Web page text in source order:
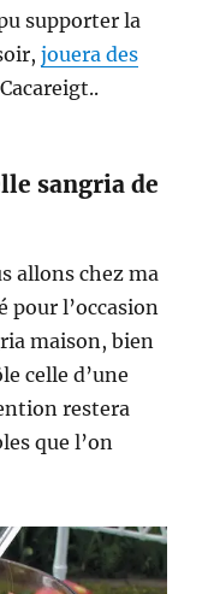
supporter la
jouera des
sangria de
allons chez ma
pour l’occasion
maison, bien
celle d’une
restera
que l’on